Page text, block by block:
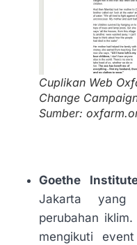
Cuplikan Web
Change
Sumber:
Goethe
Jakarta yang
perubahan
mengikuti